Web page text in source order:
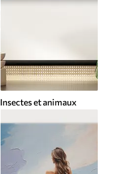
Insectes et animaux